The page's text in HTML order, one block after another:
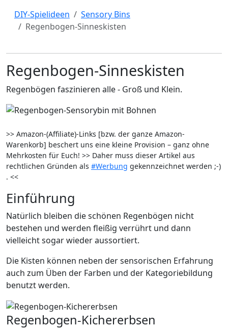
DIY-Spielideen
Sensory Bins
Regenbogen-Sinneskisten
Regenbogen-Sinneskisten
Regenbögen faszinieren alle - Groß und Klein.
>> Amazon-(Affiliate)-Links [bzw. der ganze Amazon-
Warenkorb] beschert uns eine kleine Provision – ganz ohne
Mehrkosten für Euch! >> Daher muss dieser Artikel aus
rechtlichen Gründen als #Werbung gekennzeichnet werden ;-)
. <<
Einführung
Natürlich bleiben die schönen Regenbögen nicht
bestehen und werden fleißig verrührt und dann
vielleicht sogar wieder aussortiert.
Die Kisten können neben der sensorischen Erfahrung
auch zum Üben der Farben und der Kategoriebildung
benutzt werden.
Regenbogen-Kichererbsen